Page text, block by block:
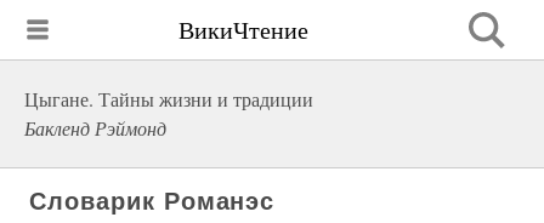
ВикиЧтение
Цыгане. Тайны жизни и традиции
Бакленд Рэймонд
Словарик Романэс